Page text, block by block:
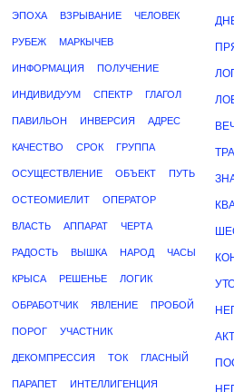
ЭПОХА ВЗРЫВАНИЕ ЧЕЛОВЕК
РУБЕЖ МАРКЫЧЕВ
ИНФОРМАЦИЯ ПОЛУЧЕНИЕ
ИНДИВИДУУМ СПЕКТР ГЛАГОЛ
ПАВИЛЬОН ИНВЕРСИЯ АДРЕС
КАЧЕСТВО СРОК ГРУППА
ОСУЩЕСТВЛЕНИЕ ОБЪЕКТ ПУТЬ
ОСТЕОМИЕЛИТ ОПЕРАТОР
ВЛАСТЬ АППАРАТ ЧЕРТА
РАДОСТЬ ВЫШКА НАРОД ЧАСЫ
КРЫСА РЕШЕНЬЕ ЛОГИК
ОБРАБОТЧИК ЯВЛЕНИЕ ПРОБОЙ
ПОРОГ УЧАСТНИК
ДЕКОМПРЕССИЯ ТОК ГЛАСНЫЙ
ПАРАПЕТ ИНТЕЛЛИГЕНЦИЯ